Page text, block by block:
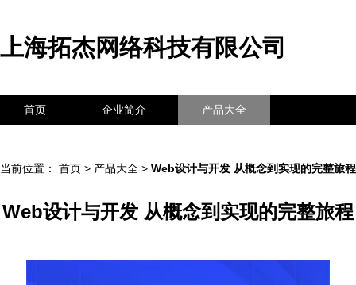
上海拓杰网络科技有限公司
首页 企业简介 产品大全
当前位置： 首页 > 产品大全 > Web设计与开发 从概念到实现的完整旅程
Web设计与开发 从概念到实现的完整旅程